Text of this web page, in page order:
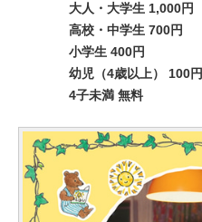
大人・大学生 1,000円
高校・中学生 700円
小学生 400円
幼児（4歳以上） 100円
4子未満 無料